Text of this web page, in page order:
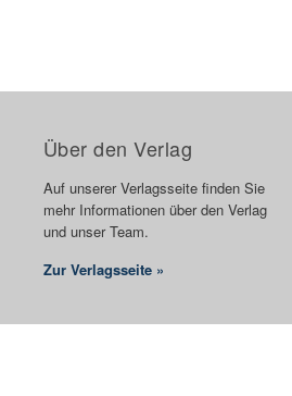
Über den Verlag
Auf unserer Verlagsseite finden Sie
mehr Informationen über den Verlag
und unser Team.
Zur Verlagsseite »